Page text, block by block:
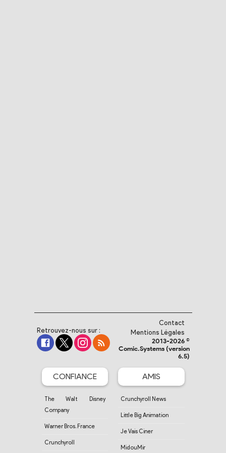
Retrouvez-nous sur :
Contact
Mentions Légales
2013-2026 ©
Comic.Systems (version
6.5)
CONFIANCE
The Walt Disney
Company
Warner Bros. France
Crunchyroll
AMIS
Crunchyroll News
Little Big Animation
Je Vais Ciner
MidouMir